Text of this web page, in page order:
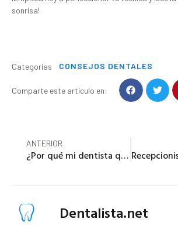
sonrisa!
Categorías CONSEJOS DENTALES
Comparte este artículo en:
ANTERIOR
¿Por qué mi dentista quiere que deje de fumar?
Dentalista.net